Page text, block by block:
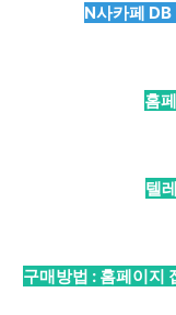
N사카페
홈
텔
구매방법 : 홈페이지